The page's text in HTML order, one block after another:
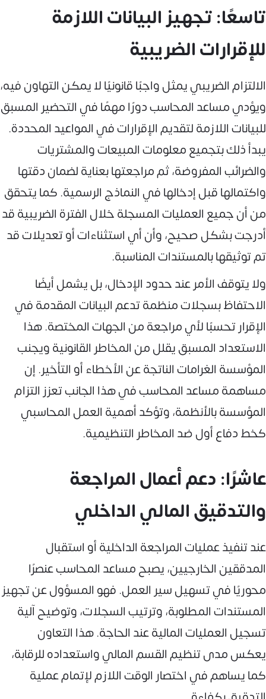
تاسعًا: تجهيز البيانات اللازمة
للإقرارات الضريبية
الالتزام الضريبي يمثل واجبًا قانونيًا لا يمكن التهاون فيه،
ويؤدي مساعد المحاسب دورًا مهمًا في التحضير المسبق
للبيانات اللازمة لتقديم الإقرارات في المواعيد المحددة.
يبدأ ذلك بتجميع معلومات المبيعات والمشتريات
والضرائب المفروضة، ثم مراجعتها بعناية لضمان دقتها
واكتمالها قبل إدخالها في النماذج الرسمية. كما يتحقق
من أن جميع العمليات المسجلة خلال الفترة الضريبية قد
أدرجت بشكل صحيح، وأن أي استثناءات أو تعديلات قد
تم توثيقها بالمستندات المناسبة.
ولا يتوقف الأمر عند حدود الإدخال، بل يشمل أيضًا
الاحتفاظ بسجلات منظمة تدعم البيانات المقدمة في
الإقرار تحسبًا لأي مراجعة من الجهات المختصة. هذا
الاستعداد المسبق يقلل من المخاطر القانونية ويجنب
المؤسسة الغرامات الناتجة عن الأخطاء أو التأخير. إن
مساهمة مساعد المحاسب في هذا الجانب تعزز التزام
المؤسسة بالأنظمة، وتؤكد أهمية العمل المحاسبي
كخط دفاع أول ضد المخاطر التنظيمية.
عاشرًا: دعم أعمال المراجعة
والتدقيق المالي الداخلي
عند تنفيذ عمليات المراجعة الداخلية أو استقبال
المدققين الخارجيين، يصبح مساعد المحاسب عنصرًا
محوريًا في تسهيل سير العمل. فهو المسؤول عن تجهيز
المستندات المطلوبة، وترتيب السجلات، وتوضيح آلية
تسجيل العمليات المالية عند الحاجة. هذا التعاون
يعكس مدى تنظيم القسم المالي واستعداده للرقابة،
كما يساهم في اختصار الوقت اللازم لإتمام عملية